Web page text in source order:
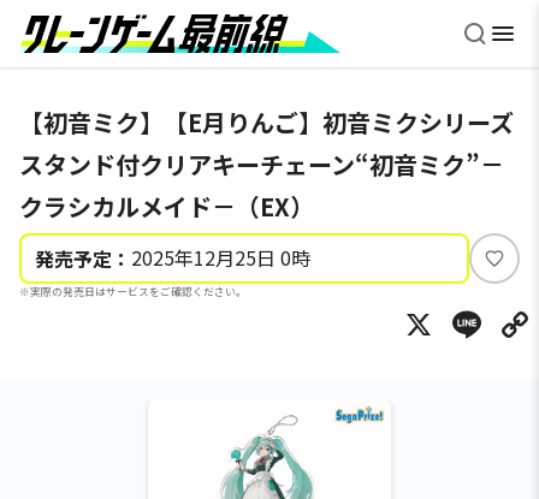
【初音ミク】【E月りんご】初音ミクシリーズ
スタンド付クリアキーチェーン“初音ミク”－
クラシカルメイド－（EX）
発売予定： 2025年12月25日 0時
※実際の発売日はサービスをご確認ください。
い
ね
X